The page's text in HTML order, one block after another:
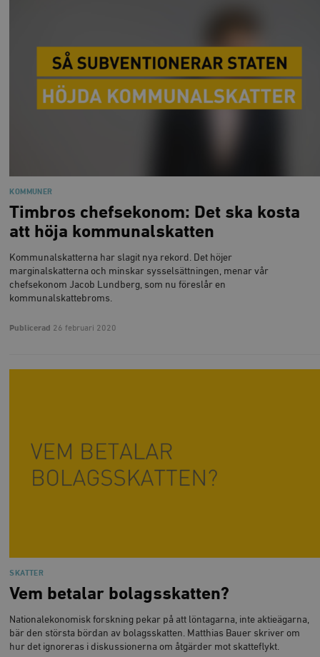
KOMMUNER
Timbros chefsekonom: Det ska kosta
att höja kommunalskatten
Kommunalskatterna har slagit nya rekord. Det höjer
marginalskatterna och minskar sysselsättningen, menar vår
chefsekonom Jacob Lundberg, som nu föreslår en
kommunalskattebroms.
Publicerad 26 februari 2020
SKATTER
Vem betalar bolagsskatten?
Nationalekonomisk forskning pekar på att löntagarna, inte aktieägarna,
bär den största bördan av bolagsskatten. Matthias Bauer skriver om
hur det ignoreras i diskussionerna om åtgärder mot skatteflykt.